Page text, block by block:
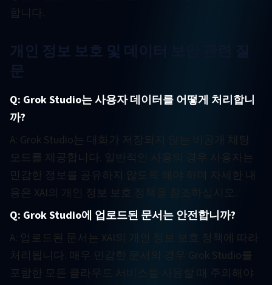
합니다.
개인 정보 보호 및 데이터 보안 관련 질
문
Q: Grok Studio는 사용자 데이터를 어떻게 처리합니
까?
A: Grok Studio는 대화가 저장되지 않는 비공개 채팅
모드를 제공합니다. 일반적인 사용의 경우 사용자는
민감한 정보를 공유하지 않도록 해야 하며 자세한 내
용은 XAI의 개인 정보 보호 정책을 참조하십시오.
Q: Grok Studio에 업로드된 문서는 안전합니까?
A: 업로드된 문서는 XAI의 개인 정보 보호 정책에 따라
처리됩니다. 매우 민감한 문서의 경우 Grok Studio를
포함한 모든 클라우드 서비스를 사용할 때 주의해야